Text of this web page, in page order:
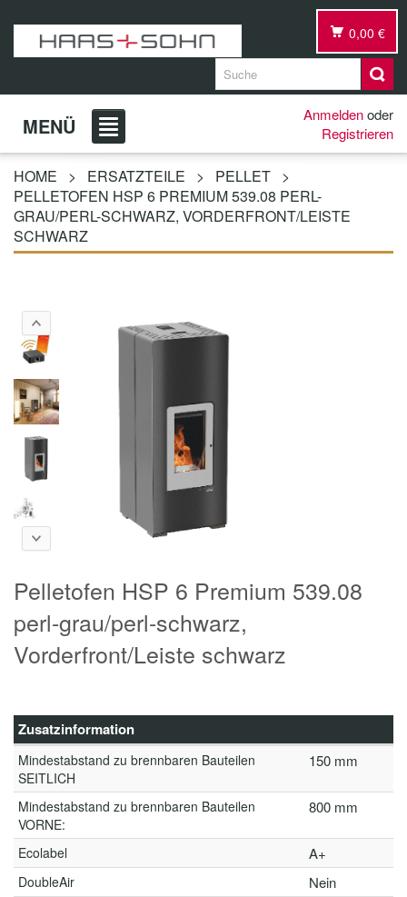
0,00 €
MENÜ Anmeldenoder
Registrieren
HOME > ERSATZTEILE > PELLET >
PELLETOFEN HSP 6 PREMIUM 539.08 PERL-
GRAU/PERL-SCHWARZ, VORDERFRONT/LEISTE
SCHWARZ
Pelletofen HSP 6 Premium 539.08
perl-grau/perl-schwarz,
Vorderfront/Leiste schwarz
Zusatzinformation
Mindestabstand zu brennbaren Bauteilen
SEITLICH
150 mm
Mindestabstand zu brennbaren Bauteilen
VORNE:
800 mm
Ecolabel A+
DoubleAir Nein